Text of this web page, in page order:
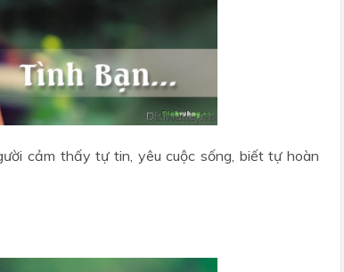
cảm thấy tự tin, yêu cuộc sống, biết tự hoàn